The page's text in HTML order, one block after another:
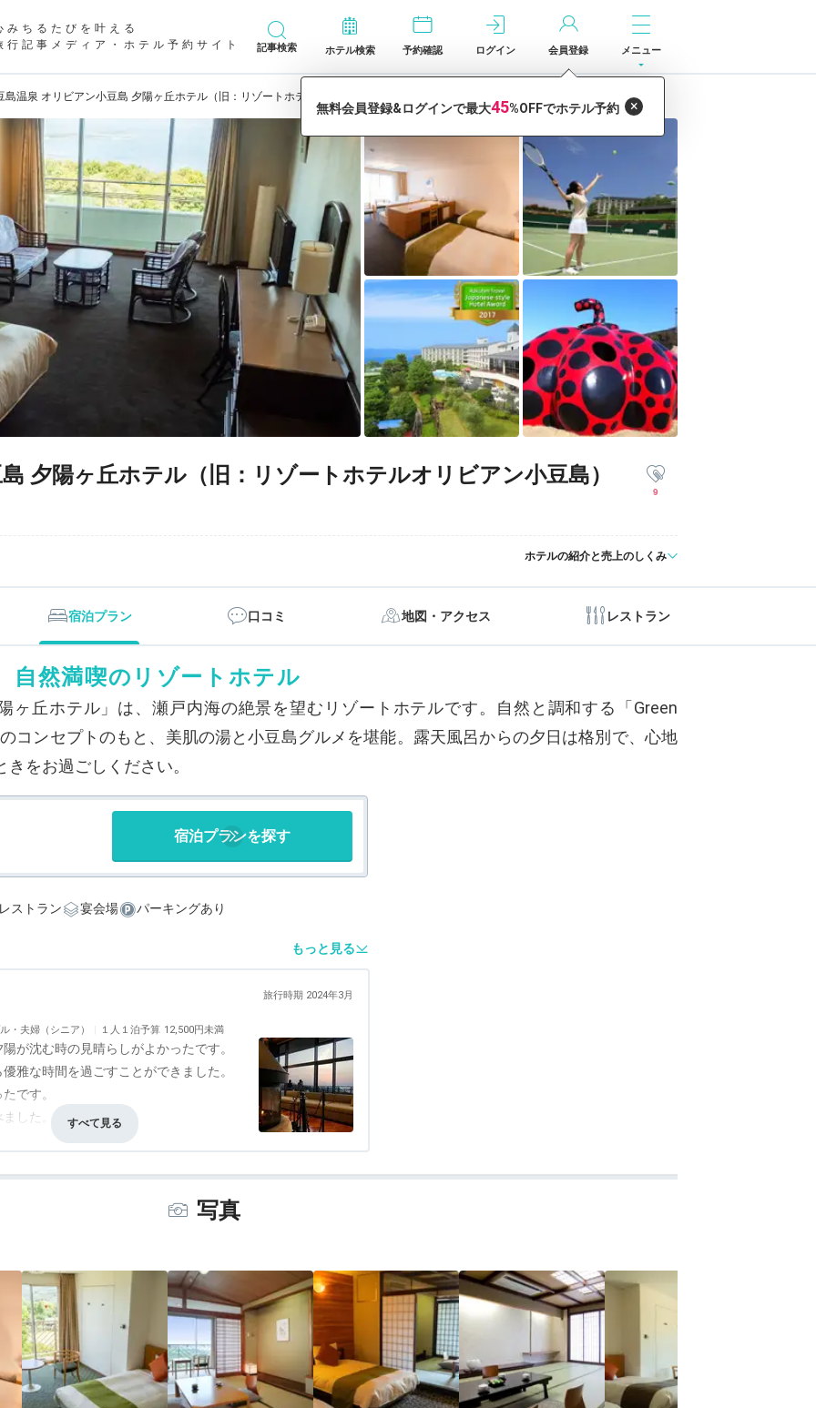
みちるたびを叶える
行記事メディア・ホテル予約サイト
記事検索 ホテル検索 予約確認 ログイン 会員登録 メニュー
島温泉 オリビアン小豆島 夕陽ヶ丘ホテル（旧：リゾートホテルオリビアン小豆島）」の宿泊予約
夕陽ヶ丘ホテル（旧：リゾートホテルオリビアン小豆島）
9
ホテルの紹介と売上のしくみ
宿泊プラン 口コミ 地図・アクセス レストラン
自然満喫のリゾートホテル
ヶ丘ホテル」は、瀬戸内海の絶景を望むリゾートホテルです。自然と調和する「Green
コンセプトのもと、美肌の湯と小豆島グルメを堪能。露天風呂からの夕日は格別で、心地
をお過ごしください。
宿泊プランを探す
ストラン 宴会場 パーキングあり
もっと見る
旅行時期 2024年3月
・夫婦（シニア） １人１泊予算 12,500円未満
が沈む時の見晴らしがよかったです。
雅な時間を過ごすことができました。
です。
した。
5.0 バリアフリー評価なし
写真